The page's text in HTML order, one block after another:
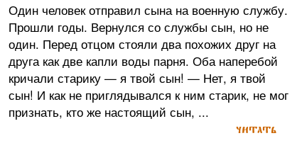
Один человек отправил сына на военную службу.
Прошли годы. Вернулся со службы сын, но не
один. Перед отцом стояли два похожих друг на
друга как две капли воды парня. Оба наперебой
кричали старику — я твой сын! — Нет, я твой
сын! И как не приглядывался к ним старик, не мог
признать, кто же настоящий сын, ...
читать